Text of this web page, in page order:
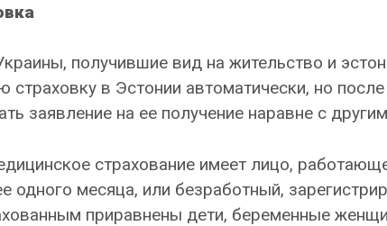
получившие вид на жительство и
страховку в Эстонии автоматически, но
заявление на ее получение наравне с
страхование имеет лицо,
одного месяца, или безработный,
приравнены дети, беременные